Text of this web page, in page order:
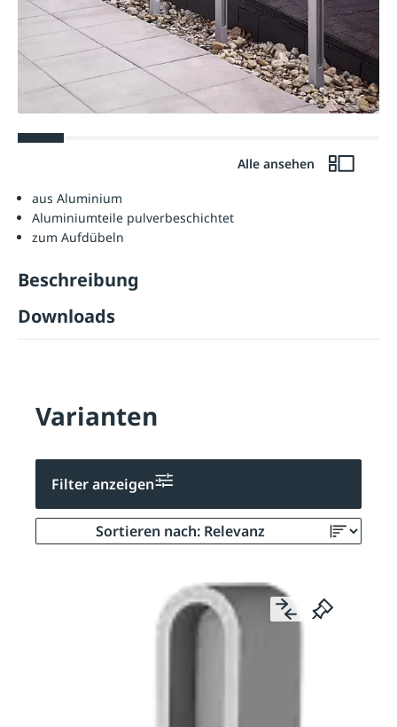
Alle ansehen
aus Aluminium
Aluminiumteile pulverbeschichtet
zum Aufdübeln
Beschreibung
Downloads
Varianten
Filter anzeigen